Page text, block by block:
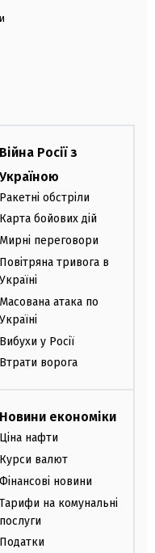
Війна Росії з
Україною
Ракетні обстріли
Карта бойових дій
Мирні переговори
Повітряна тривога в
Україні
Масована атака по
Україні
Вибухи у Росії
Втрати ворога
Новини економіки
Ціна нафти
Курси валют
Фінансові новини
Тарифи на комунальні
послуги
Податки